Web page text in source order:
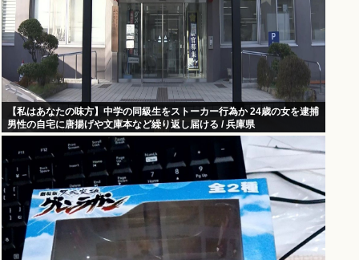
【私はあなたの味方】中学の同級生をストーカー行為か 24歳の女を逮捕
男性の自宅に唐揚げや文庫本など繰り返し届ける / 兵庫県